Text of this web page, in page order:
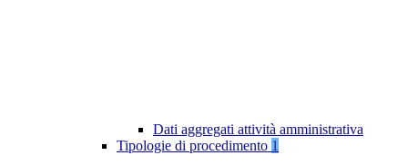
Dati aggregati attività amministrativa
Tipologie di procedimento 1